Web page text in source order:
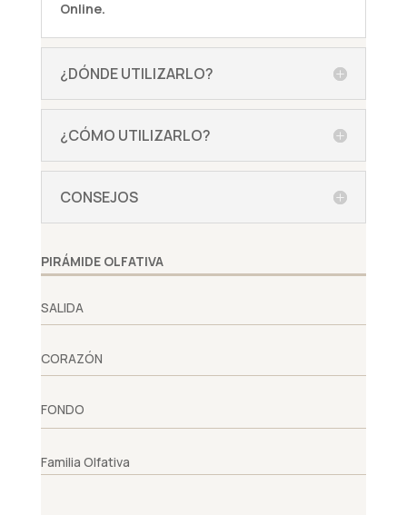
Online.
¿DÓNDE UTILIZARLO?
¿CÓMO UTILIZARLO?
CONSEJOS
PIRÁMIDE OLFATIVA
SALIDA
CORAZÓN
FONDO
Familia Olfativa